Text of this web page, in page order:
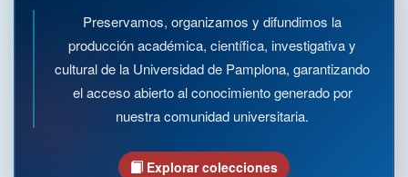
Preservamos, organizamos y difundimos la
producción académica, científica, investigativa y
cultural de la Universidad de Pamplona, garantizando
el acceso abierto al conocimiento generado por
nuestra comunidad universitaria.
Explorar colecciones